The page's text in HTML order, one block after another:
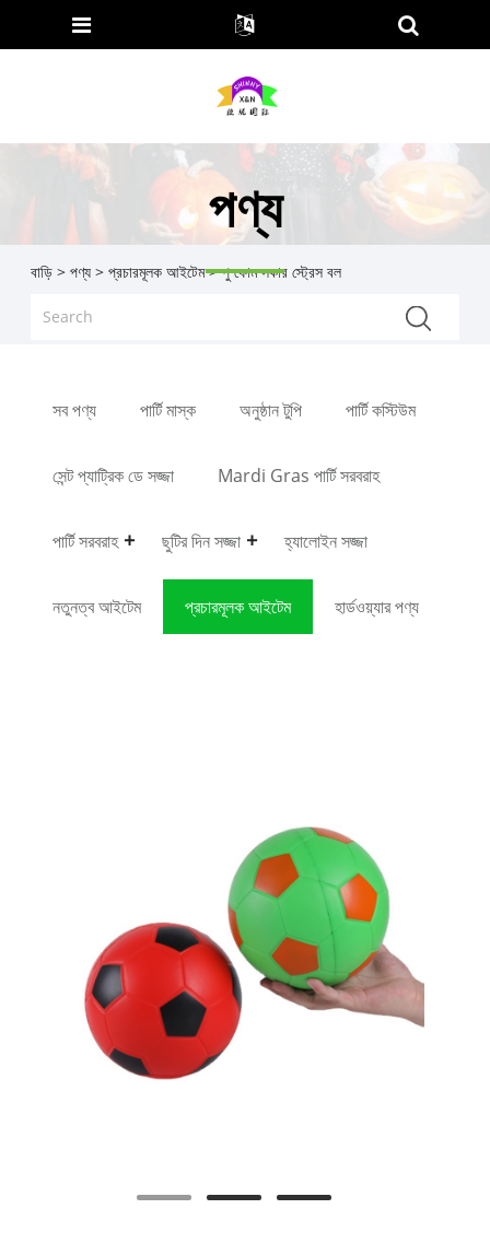
পণ্য
বাড়ি > পণ্য> প্রচারমূলক আইটেম> পু ফোম সকার স্ট্রেস বল
সব পণ্য পার্টি মাস্ক অনুষ্ঠান টুপি পার্টি কস্টিউম
সেন্ট প্যাট্রিক ডে সজ্জা Mardi Gras পার্টি সরবরাহ
পার্টি সরবরাহ ছুটির দিন সজ্জা হ্যালোইন সজ্জা
নতুনত্ব আইটেম প্রচারমূলক আইটেম হার্ডওয়্যার পণ্য